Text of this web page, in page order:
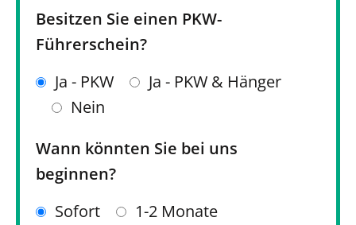
Besitzen Sie einen PKW-
Führerschein?
Ja - PKW
Ja - PKW & Hänger
Nein
Wann könnten Sie bei uns
beginnen?
Sofort
1-2 Monate